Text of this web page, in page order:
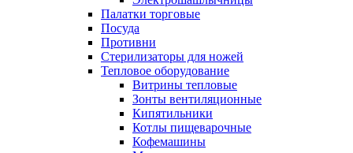
Палатки торговые
Посуда
Противни
Стерилизаторы для ножей
Тепловое оборудование
Витрины тепловые
Зонты вентиляционные
Кипятильники
Котлы пищеварочные
Кофемашины